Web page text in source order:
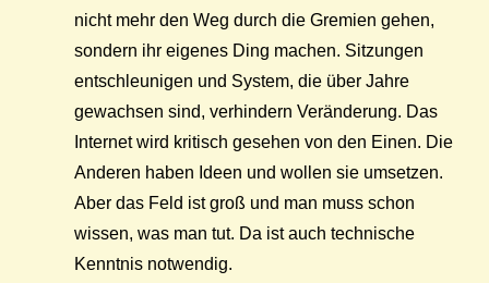
nicht mehr den Weg durch die Gremien gehen,
sondern ihr eigenes Ding machen. Sitzungen
entschleunigen und System, die über Jahre
gewachsen sind, verhindern Veränderung. Das
Internet wird kritisch gesehen von den Einen. Die
Anderen haben Ideen und wollen sie umsetzen.
Aber das Feld ist groß und man muss schon
wissen, was man tut. Da ist auch technische
Kenntnis notwendig.